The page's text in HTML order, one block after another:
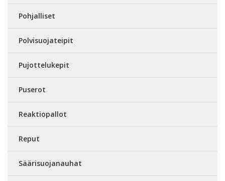
Pohjalliset
Polvisuojateipit
Pujottelukepit
Puserot
Reaktiopallot
Reput
Säärisuojanauhat